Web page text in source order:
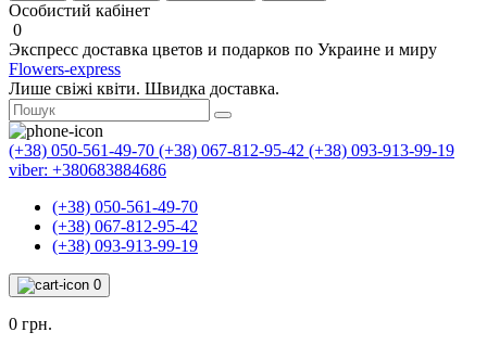
Особистий кабінет
0
Экспресс доставка цветов и подарков по Украине и миру
Flowers-express
Лише свіжі квіти. Швидка доставка.
(+38) 050-561-49-70 (+38) 067-812-95-42 (+38) 093-913-99-19
viber: +380683884686
(+38) 050-561-49-70
(+38) 067-812-95-42
(+38) 093-913-99-19
0
0 грн.